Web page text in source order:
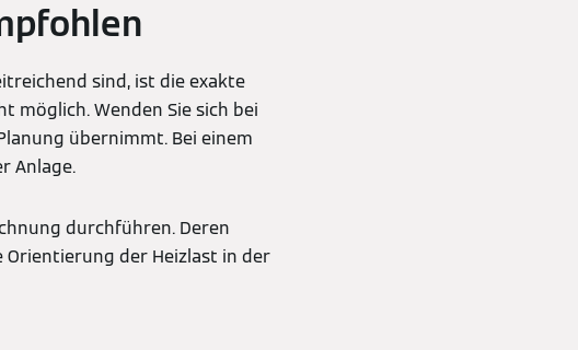
sind, ist die exakte
möglich. Wenden Sie sich bei
übernimmt. Bei einem
Anlage.
durchführen. Deren
der Heizlast in der